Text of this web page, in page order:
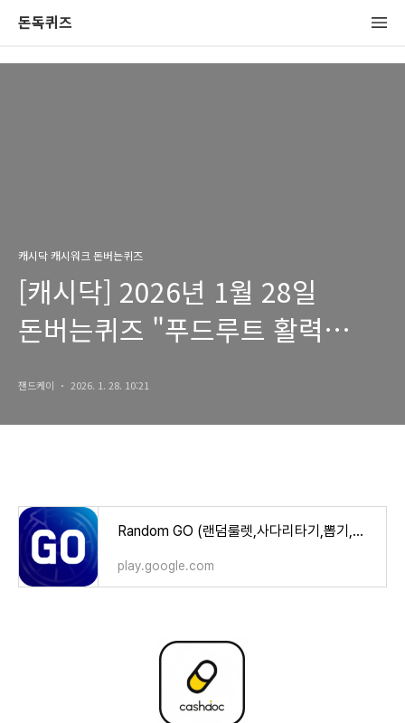
돈독퀴즈
캐시닥 캐시워크 돈버는퀴즈
[캐시닥] 2026년 1월 28일
돈버는퀴즈 "푸드루트 활력
잰드케이 2026. 1. 28. 10:21
Random GO (랜덤룰렛,사다리타기,뽑기,복불복) - Google Play 앱
play.google.com